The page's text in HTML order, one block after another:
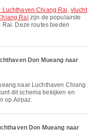
Luchthaven Chiang Rai , vlucht
Rai zijn de populairste
Rai. Deze routes bieden
Don Mueang naar
dit schema bekijken en
op Airpaz.
Don Mueang naar